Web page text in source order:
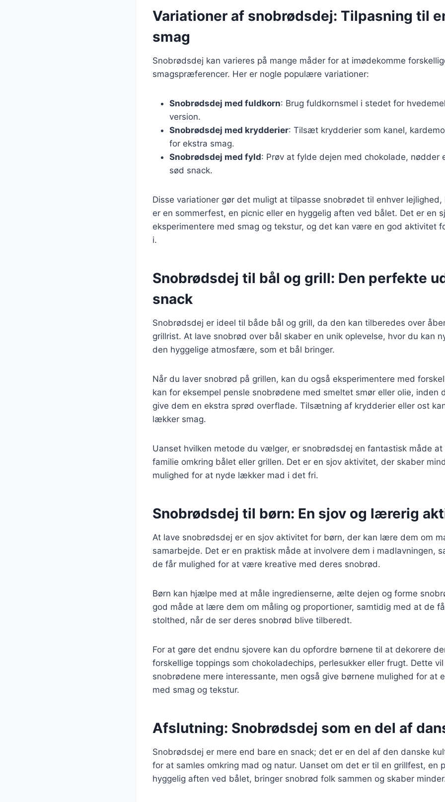
Variationer af snobrødsdej: Tilpasning til
smag
Snobrødsdej kan varieres på mange måder for at imødekomme
smagspræferencer. Her er nogle populære variationer:
Snobrødsdej med fuldkorn: Brug fuldkornsmel i stedet for
version.
Snobrødsdej med krydderier: Tilsæt krydderier som kanel,
for ekstra smag.
Snobrødsdej med fyld: Prøv at fylde dejen med chokolade, nødder
sød snack.
Disse variationer gør det muligt at tilpasse snobrødet til enhver
er en sommerfest, en picnic eller en hyggelig aften ved bålet. Det er en
eksperimentere med smag og tekstur, og det kan være en god aktivitet
i.
Snobrødsdej til bål og grill: Den perfekte
snack
Snobrødsdej er ideel til både bål og grill, da den kan tilberedes over
grillrist. At lave snobrød over bål skaber en unik oplevelse, hvor du kan
den hyggelige atmosfære, som et bål bringer.
Når du laver snobrød på grillen, kan du også eksperimentere med
kan for eksempel pensle snobrødene med smeltet smør eller olie, inden
give dem en ekstra sprød overflade. Tilsætning af krydderier eller ost
lækker smag.
Uanset hvilken metode du vælger, er snobrødsdej en fantastisk måde at
familie omkring bålet eller grillen. Det er en sjov aktivitet, der skaber
mulighed for at nyde lækker mad i det fri.
Snobrødsdej til børn: En sjov og lærerig
At lave snobrødsdej er en sjov aktivitet for børn, der kan lære dem om
samarbejde. Det er en praktisk måde at involvere dem i madlavningen,
de får mulighed for at være kreative med deres snobrød.
Børn kan hjælpe med at måle ingredienserne, ælte dejen og forme
god måde at lære dem om måling og proportioner, samtidig med at de
stolthed, når de ser deres snobrød blive tilberedt.
For at gøre det endnu sjovere kan du opfordre børnene til at dekorere
forskellige toppings som chokoladechips, perlesukker eller frugt. Dette
snobrødene mere interessante, men også give børnene mulighed for at
med smag og tekstur.
Afslutning: Snobrødsdej som en del af
Snobrødsdej er mere end bare en snack; det er en del af den danske
for at samles omkring mad og natur. Uanset om det er til en grillfest, en
hyggelig aften ved bålet, bringer snobrød folk sammen og skaber